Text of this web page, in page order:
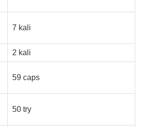
7 kali
2 kali
59 caps
50 try